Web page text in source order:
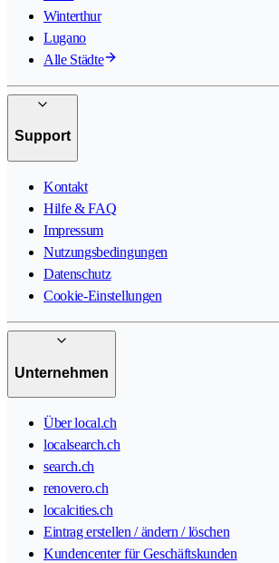
Winterthur
Lugano
Alle Städte
Support
Kontakt
Hilfe & FAQ
Impressum
Nutzungsbedingungen
Datenschutz
Cookie-Einstellungen
Unternehmen
Über local.ch
localsearch.ch
search.ch
renovero.ch
localcities.ch
Eintrag erstellen / ändern / löschen
Kundencenter für Geschäftskunden